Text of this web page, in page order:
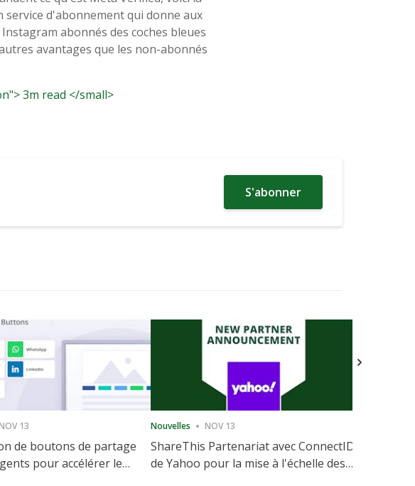
service d'abonnement qui donne aux
abonnés des coches bleues
avantages que les non-abonnés
3m read </small>
S'abonner
13
de boutons de partage
pour accélérer le
Nouvelles NOV 13
ShareThis Partenariat avec ConnectID
de Yahoo pour la mise à l'échelle des